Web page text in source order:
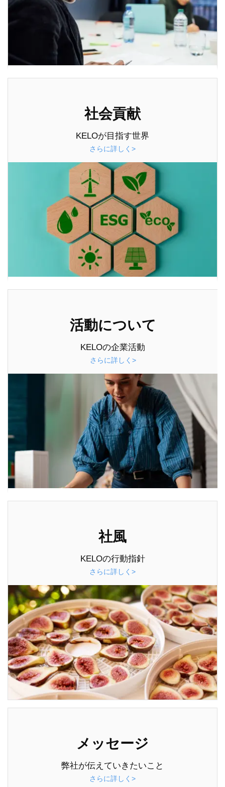
社会貢献
KELOが目指す世界
さらに詳しく>
活動について
KELOの企業活動
さらに詳しく>
社風
KELOの行動指針
さらに詳しく>
メッセージ
弊社が伝えていきたいこと
さらに詳しく>